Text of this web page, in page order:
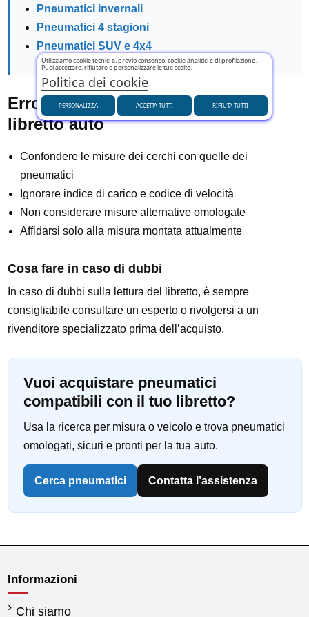
Pneumatici invernali
Pneumatici 4 stagioni
Pneumatici SUV e 4x4
Errori comuni nella lettura del
libretto auto
Confondere le misure dei cerchi con quelle dei
pneumatici
Ignorare indice di carico e codice di velocità
Non considerare misure alternative omologate
Affidarsi solo alla misura montata attualmente
Cosa fare in caso di dubbi
In caso di dubbi sulla lettura del libretto, è sempre
consigliabile consultare un esperto o rivolgersi a un
rivenditore specializzato prima dell’acquisto.
Vuoi acquistare pneumatici
compatibili con il tuo libretto?
Usa la ricerca per misura o veicolo e trova pneumatici
omologati, sicuri e pronti per la tua auto.
Cerca pneumatici Contatta l’assistenza
Informazioni
Chi siamo
Utilizziamo cookie tecnici e, previo consenso, cookie analitici e di profilazione.
Puoi accettare, rifiutare o personalizzare le tue scelte.
Politica dei cookie
PERSONALIZZA RIFIUTA TUTTI
ACCETTA TUTTI